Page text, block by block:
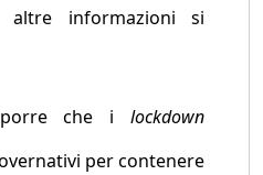
informazioni si
che i lockdown
per contenere